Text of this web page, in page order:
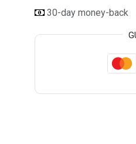
30-day money-back